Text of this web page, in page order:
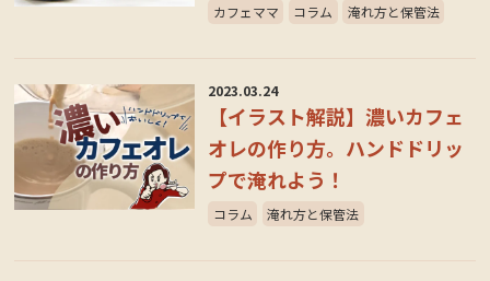
カフェママ コラム 淹れ方と保管法
2023.03.24
【イラスト解説】濃いカフェ
オレの作り方。ハンドドリッ
プで淹れよう！
コラム 淹れ方と保管法